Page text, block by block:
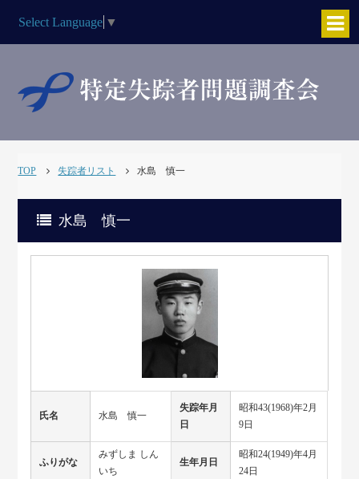
Select Language ▼
TOP 失踪者リスト 水島 慎一
水島 慎一
氏名 水島 慎一
失踪年月
日
昭和43(1968)年2月
9日
ふりがな
みずしま しん
いち
生年月日
昭和24(1949)年4月
24日